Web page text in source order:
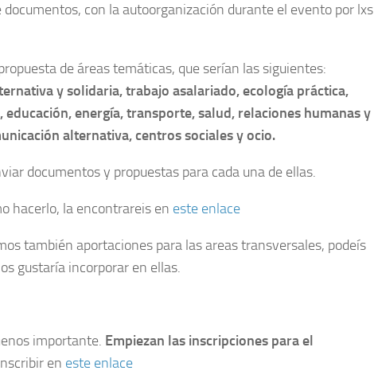
con la autoorganización durante el evento por lxs
de áreas temáticas, que serían las siguientes:
y solidaria, trabajo asalariado, ecología práctica,
energía, transporte, salud, relaciones humanas y
alternativa, centros sociales y ocio.
documentos y propuestas para cada una de ellas.
hacerlo, la encontrareis en este enlace
también aportaciones para las areas transversales, podeís
gustaría incorporar en ellas.
importante. Empiezan las inscripciones para el
en este enlace